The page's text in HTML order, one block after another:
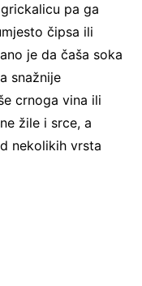
pa ga
čipsa ili
je da čaša soka
snažnije
crnoga vina ili
žile i srce, a
nekolikih vrsta